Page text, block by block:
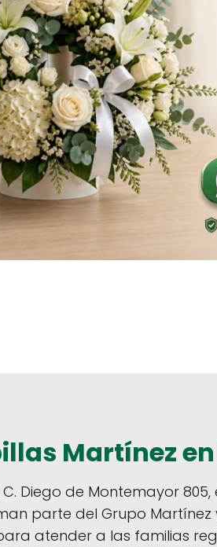
Martínez
Diego de Montemayor
parte del Grupo
atender a las familias